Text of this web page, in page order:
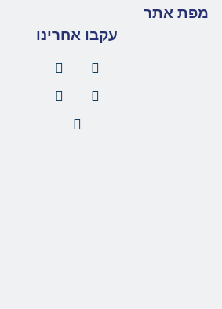
מפת אתר
עקבו אחרינו